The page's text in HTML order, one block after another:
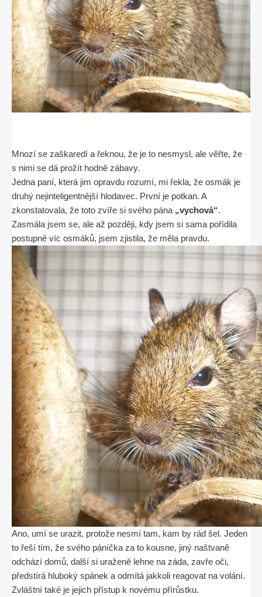
Mnozí se zaškaredí a řeknou, že je to nesmysl, ale věřte, že
s nimi se dá prožít hodně zábavy.
Jedna paní, která jim opravdu rozumí, mi řekla, že osmák je
druhý nejinteligentnější hlodavec. První je potkan. A
zkonstatovala, že toto zvíře si svého pána „vychová“.
Zasmála jsem se, ale až později, kdy jsem si sama pořídila
postupně víc osmáků, jsem zjistila, že měla pravdu.
Ano, umí se urazit, protože nesmí tam, kam by rád šel. Jeden
to řeší tím, že svého páníčka za to kousne, jiný naštvaně
odchází domů, další si uraženě lehne na záda, zavře oči,
předstírá hluboký spánek a odmítá jakkoli reagovat na volání.
Zvláštní také je jejich přístup k novému přírůstku.